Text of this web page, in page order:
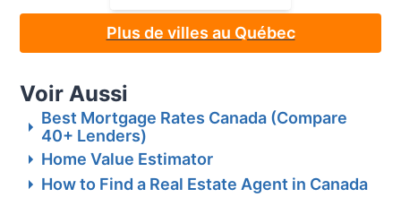
Plus de villes au Québec
Voir Aussi
Best Mortgage Rates Canada (Compare
40+ Lenders)
Home Value Estimator
How to Find a Real Estate Agent in Canada